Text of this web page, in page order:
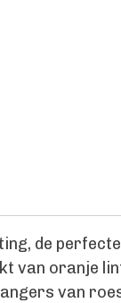
de
van oranje
van